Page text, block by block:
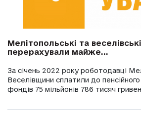
Мелітопольські та
перерахували майже...
За січень 2022 року роботодавці
Веселівщини сплатили до
фондів 75 мільйонів 786 тисяч